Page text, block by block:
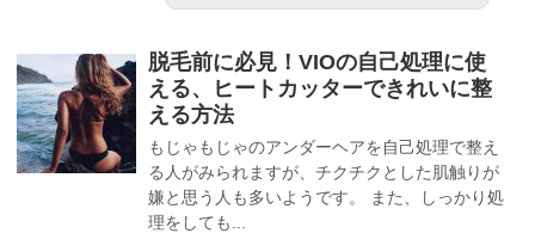
脱毛前に必見！VIOの自己処理に使
える、ヒートカッターできれいに整
える方法
もじゃもじゃのアンダーヘアを自己処理で整え
る人がみられますが、チクチクとした肌触りが
嫌と思う人も多いようです。 また、しっかり処
理をしても...